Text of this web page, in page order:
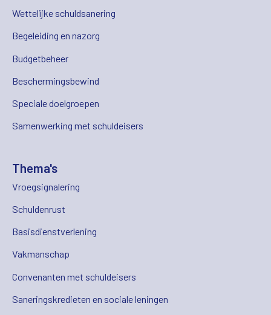
Wettelijke schuldsanering
Begeleiding en nazorg
Budgetbeheer
Beschermingsbewind
Speciale doelgroepen
Samenwerking met schuldeisers
Thema's
Vroegsignalering
Schuldenrust
Basisdienstverlening
Vakmanschap
Convenanten met schuldeisers
Saneringskredieten en sociale leningen